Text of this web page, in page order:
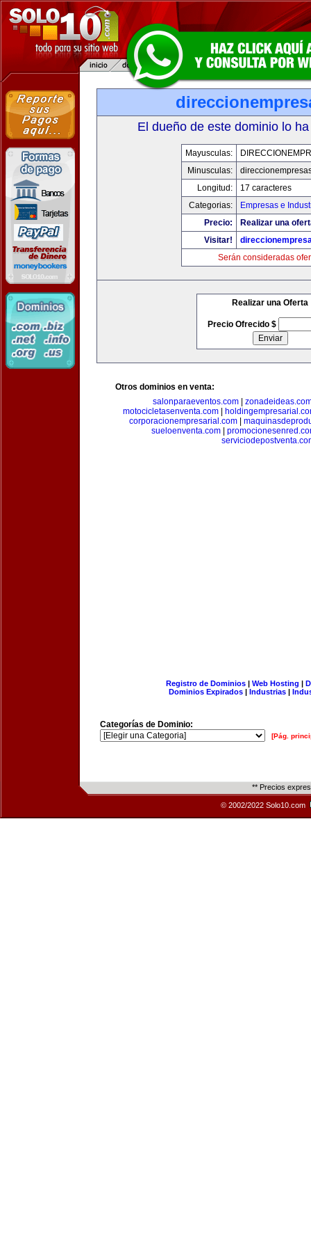
El dueño de este dominio lo
Mayusculas:
Minusculas:
Longitud:
17 caracteres
Categorias:
Empresas e
Precio:
Realizar una
Visitar!
Serán consideradas
Realizar una Oferta
Precio Ofrecido $
Otros dominios en venta:
salonparaeventos.com
motocicletasenventa.com
corporacionempresarial.com
sueloenventa.com
Registro de Dominios| Web Hosting |
Dominios Expirados | Industrias |
Categorías de Dominio:
[Pág.
** Precios
© 2002/2022 Solo10.com